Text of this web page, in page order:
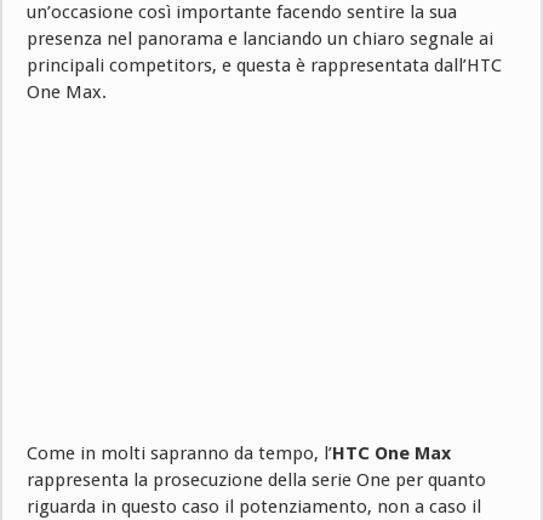
un’occasione così importante facendo sentire la sua
presenza nel panorama e lanciando un chiaro segnale ai
principali competitors, e questa è rappresentata dall’HTC
One Max.
Come in molti sapranno da tempo, l’HTC One Max
rappresenta la prosecuzione della serie One per quanto
riguarda in questo caso il potenziamento, non a caso il